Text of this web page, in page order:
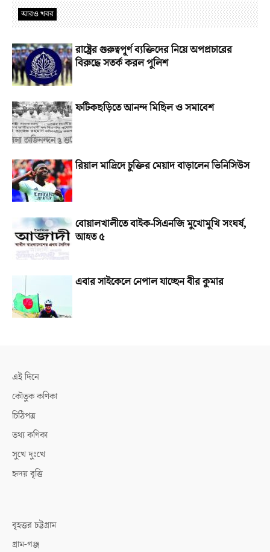
আরও খবর
রাষ্ট্রের গুরুত্বপূর্ণ ব্যক্তিদের নিয়ে অপপ্রচারের
বিরুদ্ধে সতর্ক করল পুলিশ
ফটিকছড়িতে আনন্দ মিছিল ও সমাবেশ
রিয়াল মাদ্রিদে চুক্তির মেয়াদ বাড়ালেন ভিনিসিউস
বোয়ালখালীতে বাইক-সিএনজি মুখোমুখি সংঘর্ষ,
আহত ৫
এবার সাইকেলে নেপাল যাচ্ছেন বীর কুমার
এই দিনে
কৌতুক কণিকা
চিঠিপত্র
তথ্য কণিকা
সুখে দুঃখে
হৃদয় বৃত্তি
বৃহত্তর চট্টগ্রাম
গ্রাম-গঞ্জ